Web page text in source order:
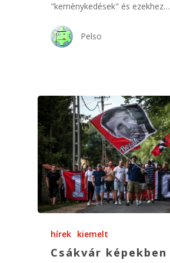
"kemènykedések" és ezekhez…
Pelso
hírek kiemelt
Csákvár képekben